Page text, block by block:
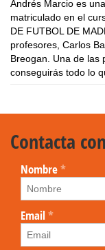
Andrés Marcio es
matriculado en el
DE FUTBOL DE
profesores, Carlos
Breogan. Una de las
conseguirás todo lo
Contacta
Nombre*
Email*